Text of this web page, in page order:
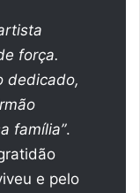
força.
dedicado,
família”.
e pelo